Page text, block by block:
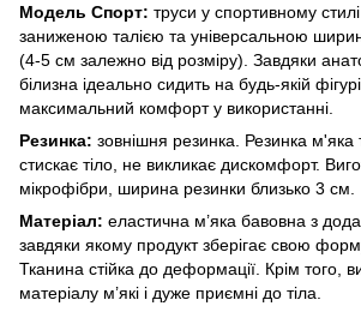
Модель Спорт: труси у спортивному стилі
заниженою талією та універсальною
(4-5 см залежно від розміру). Завдяки
білизна ідеально сидить на будь-якій
максимальний комфорт у використанні.
Резинка: зовнішня резинка. Резинка
стискає тіло, не викликає дискомфорт.
мікрофібри, ширина резинки близько 3 см.
Матеріал: еластична м’яка бавовна з
завдяки якому продукт зберігає свою
Тканина стійка до деформації. Крім того,
матеріалу м’які і дуже приємні до тіла.